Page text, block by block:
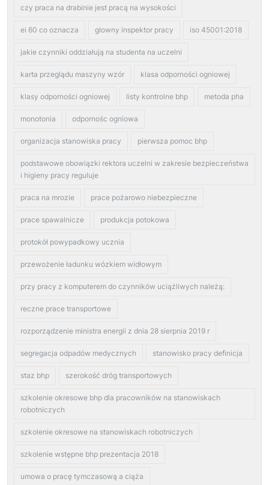
czy praca na drabinie jest pracą na wysokości
ei 60 co oznacza glowny inspektor pracy iso 45001:2018
jakie czynniki oddziałują na studenta na uczelni
karta przeglądu maszyny wzór klasa odporności ogniowej
klasy odporności ogniowej listy kontrolne bhp metoda pha
monotonia odpornośc ogniowa
organizacja stanowiska pracy pierwsza pomoc bhp
podstawowe obowiązki rektora uczelni w zakresie bezpieczeństwa
i higieny pracy reguluje
praca na mrozie prace pożarowo niebezpieczne
prace spawalnicze produkcja potokowa
protokół powypadkowy ucznia
przewożenie ładunku wózkiem widłowym
przy pracy z komputerem do czynników uciążliwych należą:
reczne prace transportowe
rozporządzenie ministra energii z dnia 28 sierpnia 2019 r
segregacja odpadów medycznych stanowisko pracy definicja
staz bhp szerokość dróg transportowych
szkolenie okresowe bhp dla pracowników na stanowiskach
robotniczych
szkolenie okresowe na stanowiskach robotniczych
szkolenie wstępne bhp prezentacja 2018
umowa o pracę tymczasową a ciąża